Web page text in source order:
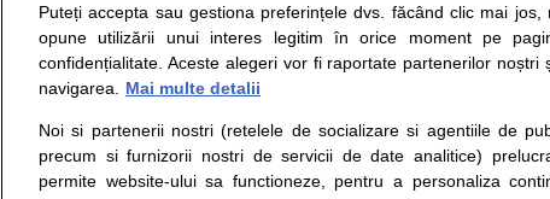
Opiniile avizate ale medicilor, sfaturile si orice alte
nici diagnosticul stabilit in urma investigatiilor si
ii punem la dispozitie pentru programare in
Despre noi
Despre noi
Contact
Legal
Termeni si conditii
Politica de
Puteți accepta sau gestiona preferințele dvs. făcând clic mai jos,
opune utilizării unui interes legitim în orice moment pe
confidențialitate. Aceste alegeri vor fi raportate partenerilor noștri
navigarea.
Mai multe detalii
Noi si partenerii nostri (retelele de socializare si agentiile de
precum si furnizorii nostri de servicii de date analitice)
permite website-ului sa functioneze, pentru a personaliza